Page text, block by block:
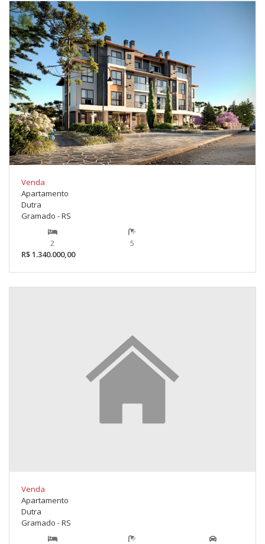
Venda
Apartamento
Dutra
Gramado - RS
2
5
R$ 1.340.000,00
Venda
Apartamento
Dutra
Gramado - RS